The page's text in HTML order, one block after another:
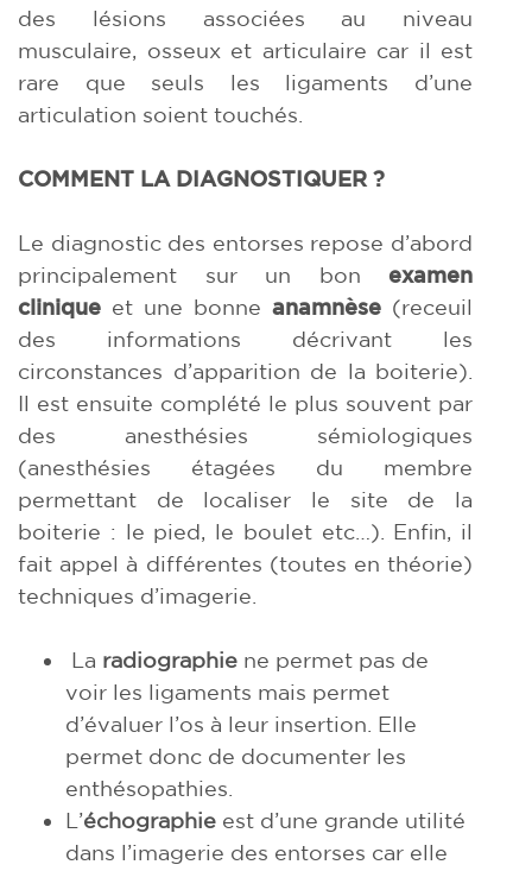
des lésions associées au niveau
musculaire, osseux et articulaire car il est
rare que seuls les ligaments d’une
articulation soient touchés.
COMMENT LA DIAGNOSTIQUER ?
Le diagnostic des entorses repose d’abord
principalement sur un bon examen
clinique et une bonne anamnèse (receuil
des informations décrivant les
circonstances d’apparition de la boiterie).
Il est ensuite complété le plus souvent par
des anesthésies sémiologiques
(anesthésies étagées du membre
permettant de localiser le site de la
boiterie : le pied, le boulet etc…). Enfin, il
fait appel à différentes (toutes en théorie)
techniques d’imagerie.
La radiographie ne permet pas de
voir les ligaments mais permet
d’évaluer l’os à leur insertion. Elle
permet donc de documenter les
enthésopathies.
L’échographie est d’une grande utilité
dans l’imagerie des entorses car elle